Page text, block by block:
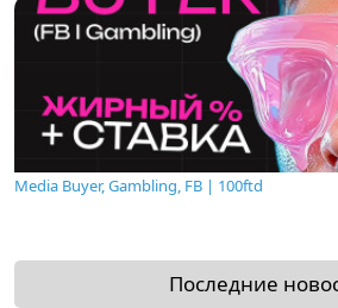
Media Buyer, Gambling, FB | 100ftd
Последние